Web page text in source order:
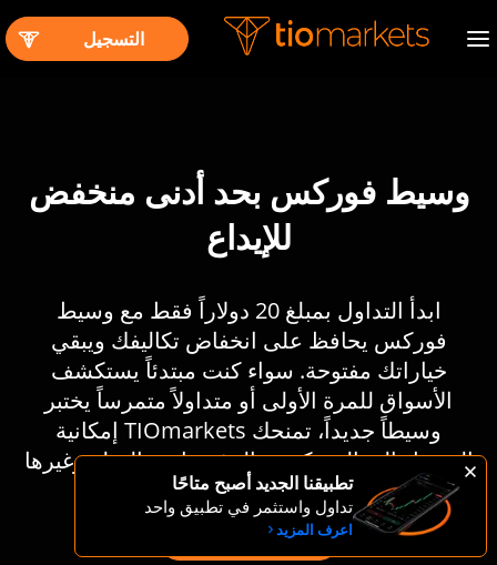
التسجيل
وسيط فوركس بحد أدنى منخفض
للإيداع
ابدأ التداول بمبلغ 20 دولاراً فقط مع وسيط
فوركس يحافظ على انخفاض تكاليفك ويبقي
خياراتك مفتوحة. سواء كنت مبتدئاً يستكشف
الأسواق للمرة الأولى أو متداولاً متمرساً يختبر
وسيطاً جديداً، تمنحك TIOmarkets إمكانية
الوصول إلى الفوركس والمؤشرات والسلع وغيرها
بأقل حد ادني ممكن للإيداع .
افتح حسابًا
تطبيقنا الجديد أصبح متاحًا
تداول واستثمر في تطبيق واحد
اعرف المزيد